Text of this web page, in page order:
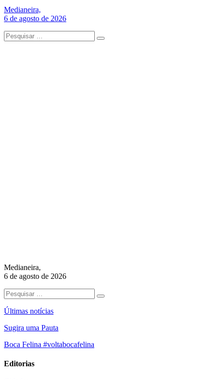
Medianeira,
6 de agosto de 2026
Medianeira,
6 de agosto de 2026
Últimas notícias
Sugira uma Pauta
Boca Felina #voltabocafelina
Editorias